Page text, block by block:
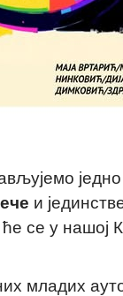
једно
и
ће се у нашој
младих